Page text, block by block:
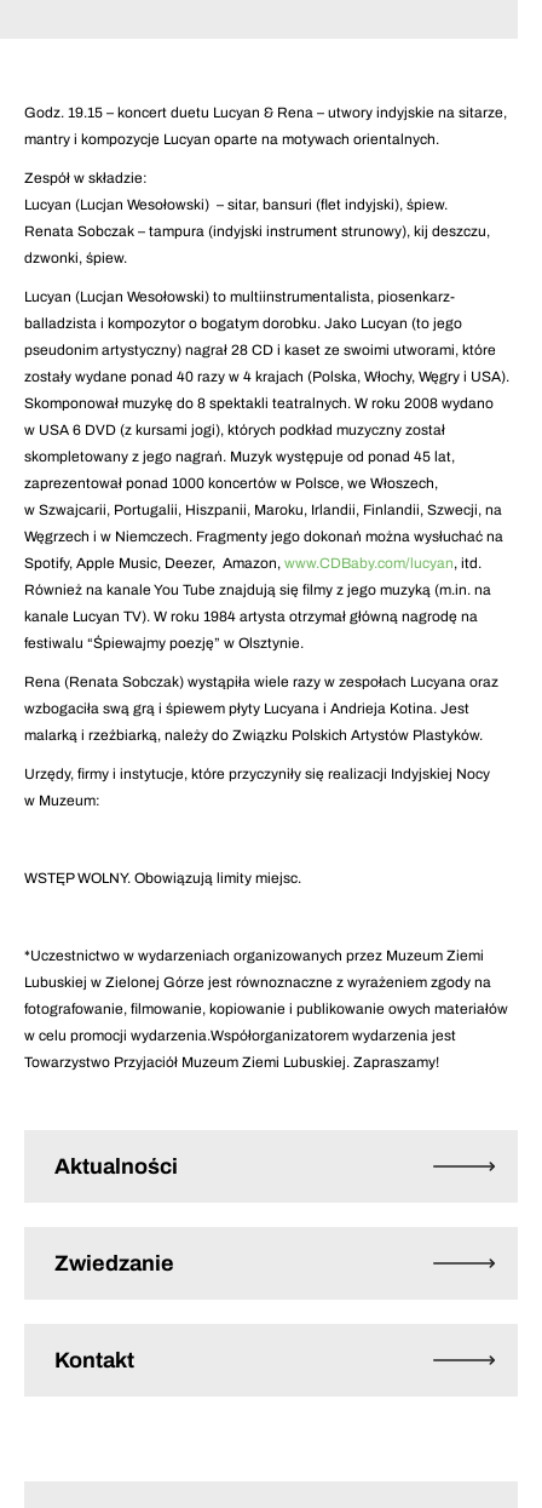
Godz. 19.15 – koncert duetu Lucyan & Rena – utwory indyjskie na sitarze,
mantry i kompozycje Lucyan oparte na motywach orientalnych.
Zespół w składzie:
Lucyan (Lucjan Wesołowski) – sitar, bansuri (flet indyjski), śpiew.
Renata Sobczak – tampura (indyjski instrument strunowy), kij deszczu,
dzwonki, śpiew.
Lucyan (Lucjan Wesołowski) to multiinstrumentalista, piosenkarz-
balladzista i kompozytor o bogatym dorobku. Jako Lucyan (to jego
pseudonim artystyczny) nagrał 28 CD i kaset ze swoimi utworami, które
zostały wydane ponad 40 razy w 4 krajach (Polska, Włochy, Węgry i USA).
Skomponował muzykę do 8 spektakli teatralnych. W roku 2008 wydano
w USA 6 DVD (z kursami jogi), których podkład muzyczny został
skompletowany z jego nagrań. Muzyk występuje od ponad 45 lat,
zaprezentował ponad 1000 koncertów w Polsce, we Włoszech,
w Szwajcarii, Portugalii, Hiszpanii, Maroku, Irlandii, Finlandii, Szwecji, na
Węgrzech i w Niemczech. Fragmenty jego dokonań można wysłuchać na
Spotify, Apple Music, Deezer, Amazon, www.CDBaby.com/lucyan, itd.
Również na kanale You Tube znajdują się filmy z jego muzyką (m.in. na
kanale Lucyan TV). W roku 1984 artysta otrzymał główną nagrodę na
festiwalu “Śpiewajmy poezję” w Olsztynie.
Rena (Renata Sobczak) wystąpiła wiele razy w zespołach Lucyana oraz
wzbogaciła swą grą i śpiewem płyty Lucyana i Andrieja Kotina. Jest
malarką i rzeźbiarką, należy do Związku Polskich Artystów Plastyków.
Urzędy, firmy i instytucje, które przyczyniły się realizacji Indyjskiej Nocy
w Muzeum:
WSTĘP WOLNY. Obowiązują limity miejsc.
*Uczestnictwo w wydarzeniach organizowanych przez Muzeum Ziemi
Lubuskiej w Zielonej Górze jest równoznaczne z wyrażeniem zgody na
fotografowanie, filmowanie, kopiowanie i publikowanie owych materiałów
w celu promocji wydarzenia.Współorganizatorem wydarzenia jest
Towarzystwo Przyjaciół Muzeum Ziemi Lubuskiej. Zapraszamy!
Aktualności
Zwiedzanie
Kontakt